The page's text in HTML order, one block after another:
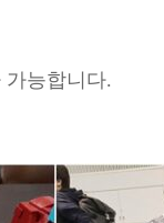
능합니다.